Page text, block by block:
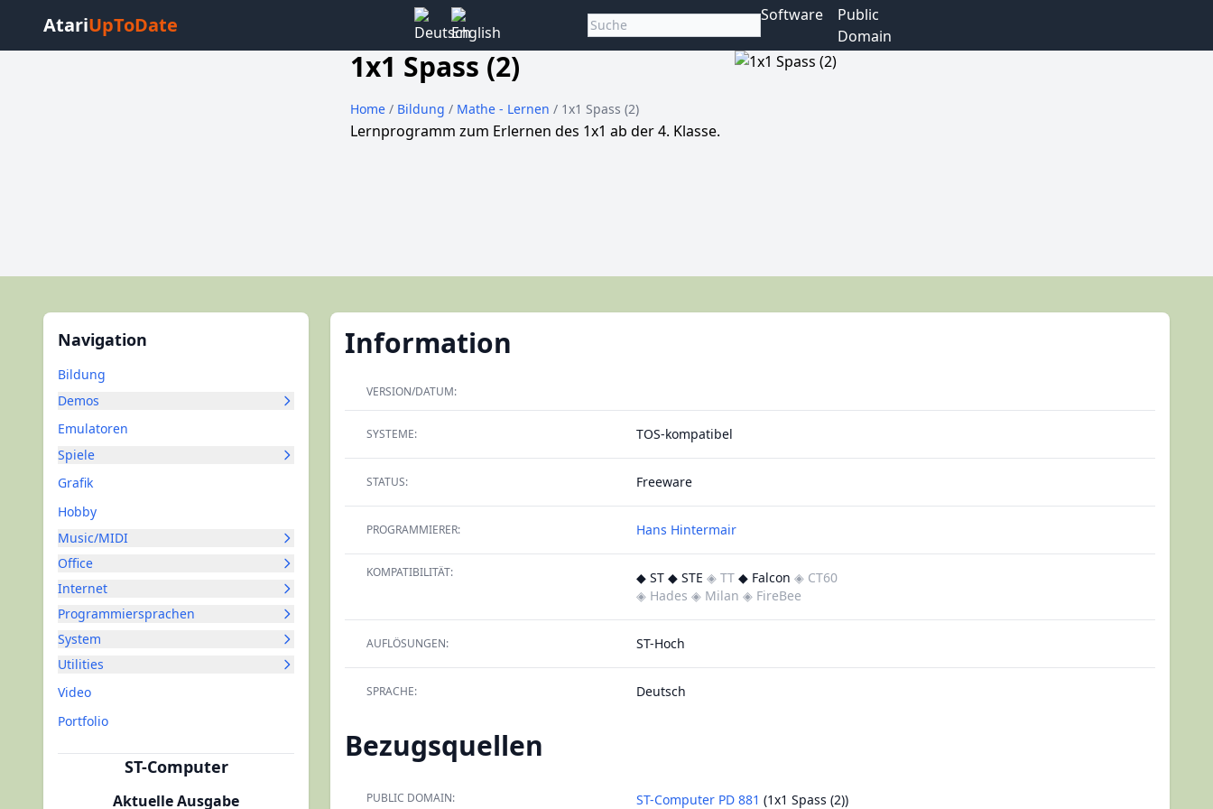
AtariUpToDate Software
Public
Domain
1x1 Spass (2)
Home / Bildung / Mathe - Lernen / 1x1 Spass (2)
Lernprogramm zum Erlernen des 1x1 ab der 4. Klasse.
Navigation
Bildung
Demos
Emulatoren
Spiele
Grafik
Hobby
Music/MIDI
Office
Internet
Programmiersprachen
System
Utilities
Video
Portfolio
ST-Computer
Aktuelle Ausgabe
Information
VERSION/DATUM:
SYSTEME: TOS-kompatibel
STATUS: Freeware
PROGRAMMIERER: Hans Hintermair
KOMPATIBILITÄT: ◆ ST ◆ STE ◈ TT ◆ Falcon ◈ CT60
◈ Hades ◈ Milan ◈ FireBee
AUFLÖSUNGEN: ST-Hoch
SPRACHE: Deutsch
Bezugsquellen
PUBLIC DOMAIN: ST-Computer PD 881 (1x1 Spass (2))